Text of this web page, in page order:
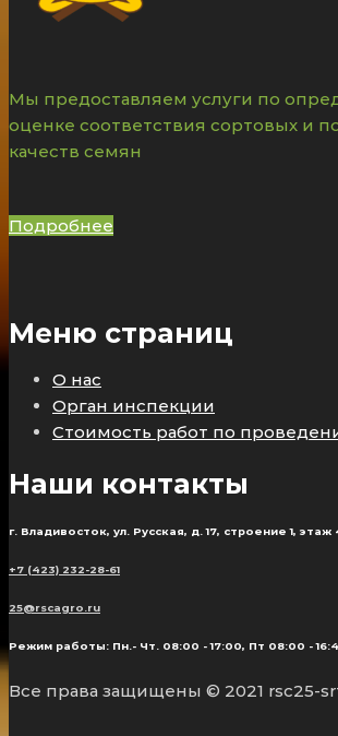
Мы предоставляем услуги по
оценке соответствия сортовых и
качеств семян
Подробнее
Меню страниц
О нас
Орган инспекции
Стоимость работ по
Наши контакты
г. Владивосток, ул. Русская, д. 17, строение 1, этаж
+7 (423) 232-28-61
25@rscagro.ru
Режим работы: Пн.- Чт. 08:00 - 17:00, Пт 08:00 -
Все права защищены © 2021 rsc25-